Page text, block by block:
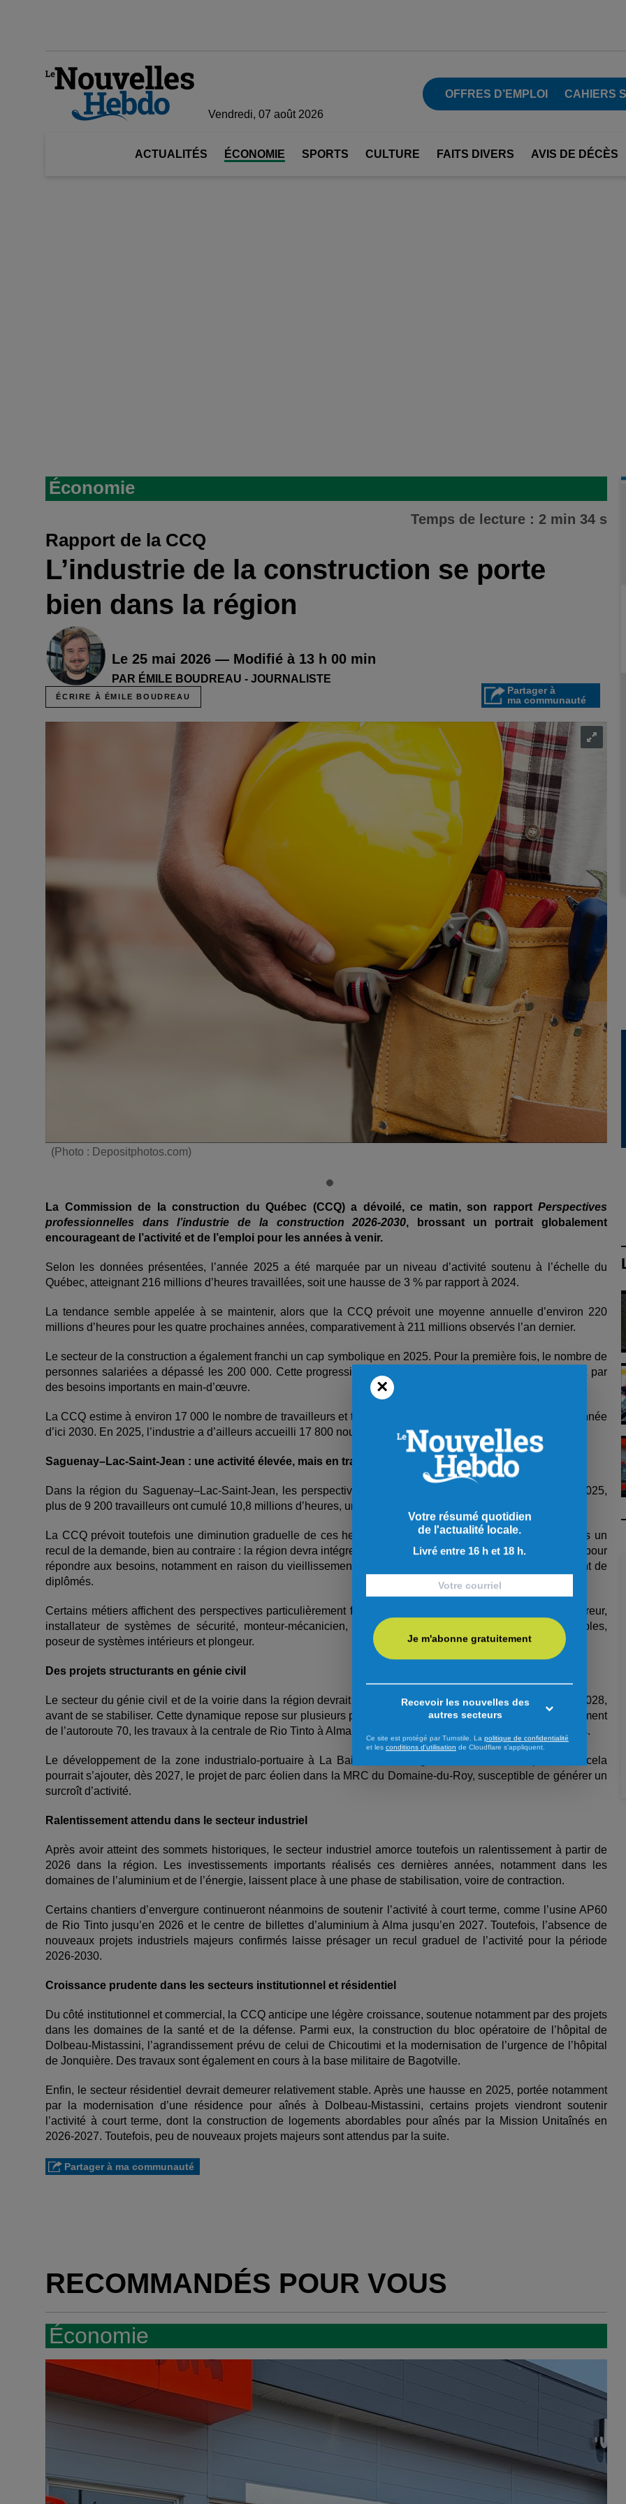
Vendredi, 07 août 2026
OFFRES D’EMPLOI CAHIERS
ACTUALITÉS ÉCONOMIE SPORTS CULTURE FAITS DIVERS AVIS DE DÉCÈS
Économie
Temps de lecture : 2 min 34 s
Rapport de la CCQ
L’industrie de la construction se porte
bien dans la région
Le 25 mai 2026 — Modifié à 13 h 00 min
PAR ÉMILE BOUDREAU - JOURNALISTE
ÉCRIRE À ÉMILE BOUDREAU
Partager à
ma communauté
(Photo : Depositphotos.com)
La Commission de la construction du Québec (CCQ) a dévoilé, ce matin, son rapport Perspectives
professionnelles dans l’industrie de la construction 2026-2030, brossant un portrait globalement
encourageant de l’activité et de l’emploi pour les années à venir.
Selon les données présentées, l’année 2025 a été marquée par un niveau d’activité soutenu à l’échelle du
Québec, atteignant 216 millions d’heures travaillées, soit une hausse de 3 % par rapport à 2024.
La tendance semble appelée à se maintenir, alors que la CCQ prévoit une moyenne annuelle d’environ 220
millions d’heures pour les quatre prochaines années, comparativement à 211 millions observés l’an dernier.
Le secteur de la construction a également franchi un cap symbolique en 2025. Pour la première fois, le nombre de
personnes salariées a dépassé les 200 000. Cette progression devrait se poursuivre, soutenue notamment par
des besoins importants en main-d’œuvre.
La CCQ estime à environ 17 000 le nombre de travailleurs et travailleuses supplémentaires requis chaque année
d’ici 2030. En 2025, l’industrie a d’ailleurs accueilli 17 800 nouveaux travailleurs sur les chantiers québécois.
Saguenay–Lac-Saint-Jean : une activité élevée, mais en transition
Dans la région du Saguenay–Lac-Saint-Jean, les perspectives sont jugées très bonnes par la CCQ. En 2025,
plus de 9 200 travailleurs ont cumulé 10,8 millions d’heures, une hausse notable de 20 %.
La CCQ prévoit toutefois une diminution graduelle de ces heures d’ici 2030. Cette évolution ne signifie pas un
recul de la demande, bien au contraire : la région devra intégrer environ 600 nouveaux travailleurs par année pour
répondre aux besoins, notamment en raison du vieillissement de la main-d’œuvre et d’un nombre insuffisant de
diplômés.
Certains métiers affichent des perspectives particulièrement favorables, notamment ceux de carreleur, couvreur,
installateur de systèmes de sécurité, monteur-mécanicien, peintre, plâtrier, poseur de revêtements souples,
poseur de systèmes intérieurs et plongeur.
Des projets structurants en génie civil
Le secteur du génie civil et de la voirie dans la région devrait connaître une croissance graduelle jusqu’en 2028,
avant de se stabiliser. Cette dynamique repose sur plusieurs projets en cours ou annoncés, dont le prolongement
de l’autoroute 70, les travaux à la centrale de Rio Tinto à Alma, la réfection du pont de la route 169 à Desbiens.
Le développement de la zone industrialo-portuaire à La Baie constitue également un levier important. À cela
pourrait s’ajouter, dès 2027, le projet de parc éolien dans la MRC du Domaine-du-Roy, susceptible de générer un
surcroît d’activité.
Ralentissement attendu dans le secteur industriel
Après avoir atteint des sommets historiques, le secteur industriel amorce toutefois un ralentissement à partir de
2026 dans la région. Les investissements importants réalisés ces dernières années, notamment dans les
domaines de l’aluminium et de l’énergie, laissent place à une phase de stabilisation, voire de contraction.
Certains chantiers d’envergure continueront néanmoins de soutenir l’activité à court terme, comme l’usine AP60
de Rio Tinto jusqu’en 2026 et le centre de billettes d’aluminium à Alma jusqu’en 2027. Toutefois, l’absence de
nouveaux projets industriels majeurs confirmés laisse présager un recul graduel de l’activité pour la période
2026-2030.
Croissance prudente dans les secteurs institutionnel et résidentiel
Du côté institutionnel et commercial, la CCQ anticipe une légère croissance, soutenue notamment par des projets
dans les domaines de la santé et de la défense. Parmi eux, la construction du bloc opératoire de l’hôpital de
Dolbeau-Mistassini, l’agrandissement prévu de celui de Chicoutimi et la modernisation de l’urgence de l’hôpital
de Jonquière. Des travaux sont également en cours à la base militaire de Bagotville.
Enfin, le secteur résidentiel devrait demeurer relativement stable. Après une hausse en 2025, portée notamment
par la modernisation d’une résidence pour aînés à Dolbeau-Mistassini, certains projets viendront soutenir
l’activité à court terme, dont la construction de logements abordables pour aînés par la Mission Unitaînés en
2026-2027. Toutefois, peu de nouveaux projets majeurs sont attendus par la suite.
Partager à ma communauté
RECOMMANDÉS POUR VOUS
Économie
×
Votre résumé quotidien
de l'actualité locale.
Livré entre 16 h et 18 h.
Je m'abonne gratuitement
Recevoir les nouvelles des
autres secteurs
Ce site est protégé par Turnstile. La politique de confidentialité
et les conditions d'utilisation de Cloudflare s'appliquent.